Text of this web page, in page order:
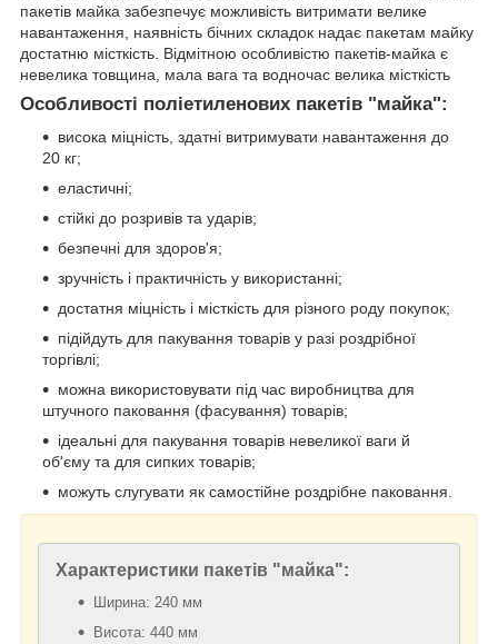
пакетів майка забезпечує можливість витримати велике
навантаження, наявність бічних складок надає пакетам майку
достатню місткість. Відмітною особливістю пакетів-майка є
невелика товщина, мала вага та водночас велика місткість
Особливості поліетиленових пакетів "майка":
висока міцність, здатні витримувати навантаження до
20 кг;
еластичні;
стійкі до розривів та ударів;
безпечні для здоров'я;
зручність і практичність у використанні;
достатня міцність і місткість для різного роду покупок;
підійдуть для пакування товарів у разі роздрібної
торгівлі;
можна використовувати під час виробництва для
штучного паковання (фасування) товарів;
ідеальні для пакування товарів невеликої ваги й
об'єму та для сипких товарів;
можуть слугувати як самостійне роздрібне паковання.
Характеристики пакетів "майка":
Ширина: 240 мм
Висота: 440 мм